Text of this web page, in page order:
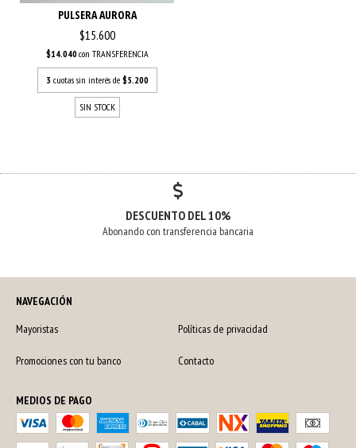
PULSERA AURORA
$15.600
$14.040con TRANSFERENCIA
3 cuotas sin interés de $5.200
SIN STOCK
DESCUENTO DEL 10%
Abonando con transferencia bancaria
NAVEGACIÓN
Mayoristas
Políticas de privacidad
Promociones con tu banco Contacto
MEDIOS DE PAGO